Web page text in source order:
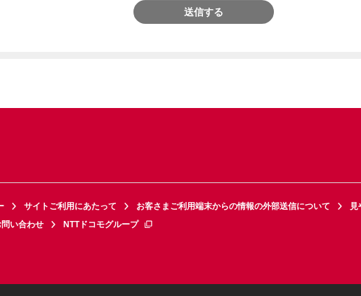
送信する
サイトご利用にあたって お客さまご利用端末からの情報の外部送信について
見
問い合わせ NTTドコモグループ